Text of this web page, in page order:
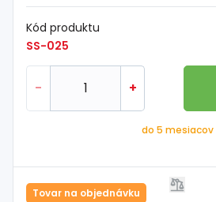
Kód produktu
SS-025
- +
do 5 mesiacov
Tovar na objednávku